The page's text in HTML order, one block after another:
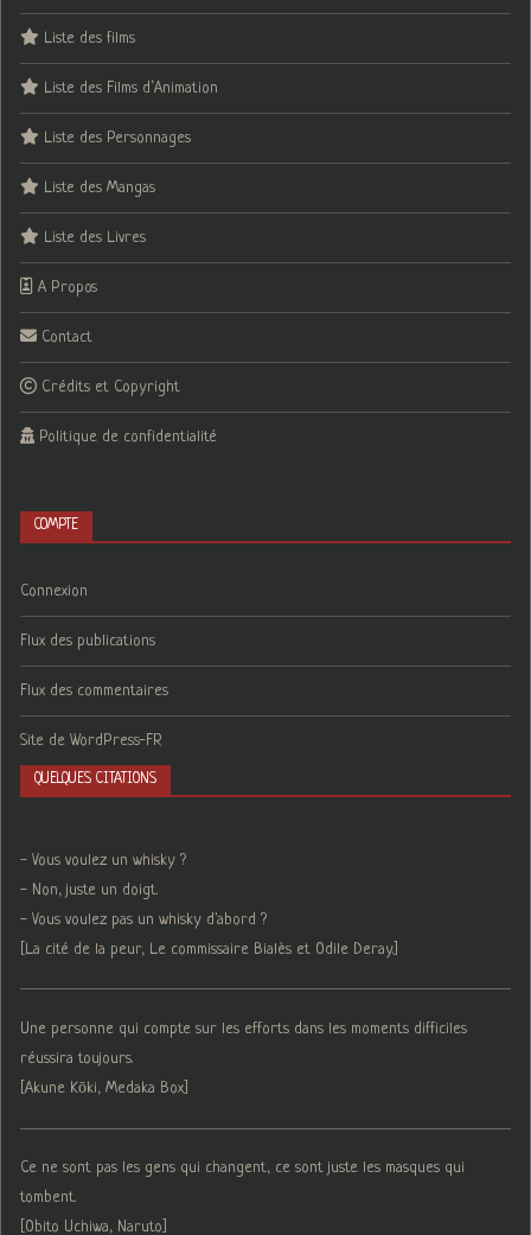
Liste des films
Liste des Films d’Animation
Liste des Personnages
Liste des Mangas
Liste des Livres
A Propos
Contact
Crédits et Copyright
Politique de confidentialité
COMPTE
Connexion
Flux des publications
Flux des commentaires
Site de WordPress-FR
QUELQUES CITATIONS
- Vous voulez un whisky ?
- Non, juste un doigt.
- Vous voulez pas un whisky d'abord ?
[La cité de la peur, Le commissaire Bialès et Odile Deray.]
Une personne qui compte sur les efforts dans les moments difficiles
réussira toujours.
[Akune Kōki, Medaka Box]
Ce ne sont pas les gens qui changent, ce sont juste les masques qui
tombent.
[Obito Uchiwa, Naruto]